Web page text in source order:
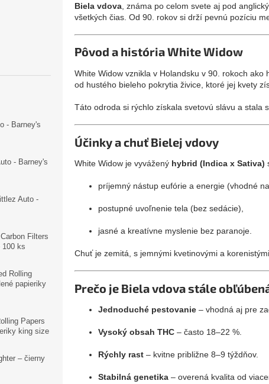
- Barney's
- Barney's
Auto -
Filters
100 ks
Rolling
papieriky
Papers
king size
– čierny
Biela vdova , známa po celom svete aj pod
všetkých čias. Od 90. rokov si drží pevnú pozíciu
Pôvod a história White Widow
White Widow vznikla v Holandsku v 90. rokoch
od hustého bieleho pokrytia živice, ktoré jej kvety
Táto odroda si rýchlo získala svetovú slávu a stala
Účinky a chuť Bielej vdovy
White Widow je vyvážený hybrid (Indica x Sativa)
príjemný nástup eufórie a energie (vhodné na
postupné uvoľnenie tela (bez sedácie),
jasné a kreatívne myslenie bez paranoje.
Chuť je zemitá, s jemnými kvetinovými a
Prečo je Biela vdova stále
Jednoduché pestovanie – vhodná aj pre
Vysoký obsah THC – často 18–22 %.
Rýchly rast – kvitne približne 8–9 týždňov.
Stabilná genetika – overená kvalita od